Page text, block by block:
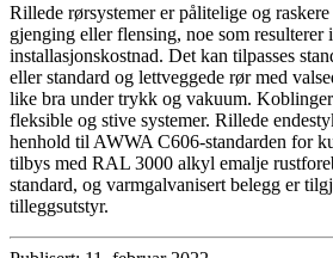
Rillede rørsystemer er pålitelige og
gjenging eller flensing, noe som resulterer
installasjonskostnad. Det kan tilpasses
eller standard og lettveggede rør med
like bra under trykk og vakuum.
fleksible og stive systemer. Rillede
henhold til AWWA C606-standarden for
tilbys med RAL 3000 alkyl emalje
standard, og varmgalvanisert belegg er
tilleggsutstyr.